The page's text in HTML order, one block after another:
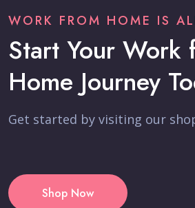
WORK FROM HOME IS
Start Your Work
Home Journey
Get started by visiting our
Shop Now